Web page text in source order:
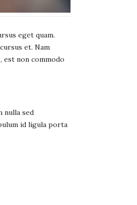
eget quam.
et. Nam
est non commodo
nulla sed
id ligula porta